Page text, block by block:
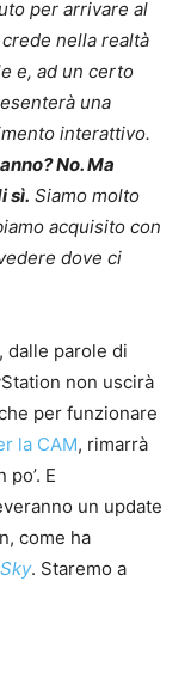
per arrivare al
nella realtà
e, ad un certo
una
interattivo.
No. Ma
sì. Siamo molto
acquisito con
dove ci
dalle parole di
non uscirà
per funzionare
la CAM, rimarrà
E
un update
come ha
. Staremo a